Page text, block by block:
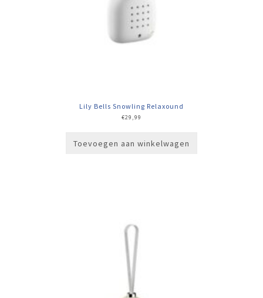
Lily Bells Snowling Relaxound
€29,99
Toevoegen aan winkelwagen